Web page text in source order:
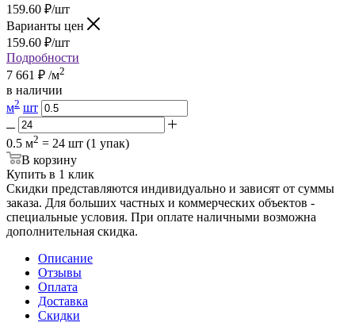
159.60 ₽/шт
Варианты цен
159.60 ₽/шт
Подробности
7 661 ₽ /м2
в наличии
м2 шт
0.5 м2 = 24 шт (1 упак)
В корзину
Купить в 1 клик
Скидки представляются индивидуально и зависят от суммы
заказа. Для больших частных и коммерческих объектов -
специальные условия. При оплате наличными возможна
дополнительная скидка.
Описание
Отзывы
Оплата
Доставка
Скидки